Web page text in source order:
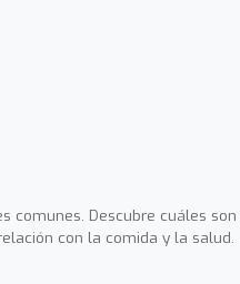
comunes. Descubre cuáles son
con la comida y la salud.